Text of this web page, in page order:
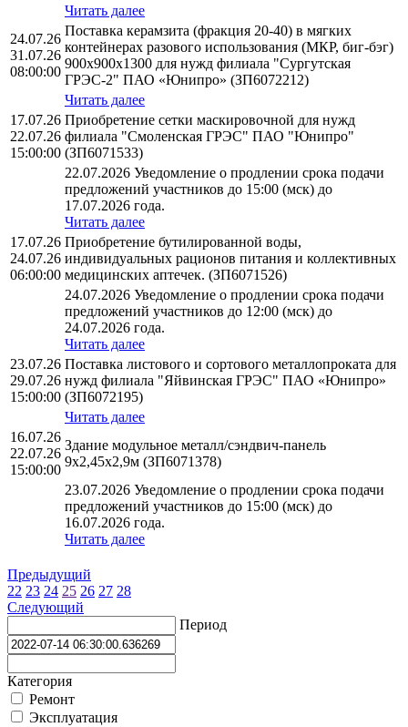
Читать далее
24.07.26
31.07.26
08:00:00
Поставка керамзита (фракция 20-40) в мягких
контейнерах разового использования (МКР, биг-бэг)
900х900х1300 для нужд филиала "Сургутская
ГРЭС-2" ПАО «Юнипро» (ЗП6072212)
Читать далее
17.07.26
22.07.26
15:00:00
Приобретение сетки маскировочной для нужд
филиала "Смоленская ГРЭС" ПАО "Юнипро"
(ЗП6071533)
22.07.2026 Уведомление о продлении срока подачи
предложений участников до 15:00 (мск) до
17.07.2026 года.
Читать далее
17.07.26
24.07.26
06:00:00
Приобретение бутилированной воды,
индивидуальных рационов питания и коллективных
медицинских аптечек. (ЗП6071526)
24.07.2026 Уведомление о продлении срока подачи
предложений участников до 12:00 (мск) до
24.07.2026 года.
Читать далее
23.07.26
29.07.26
15:00:00
Поставка листового и сортового металлопроката для
нужд филиала "Яйвинская ГРЭС" ПАО «Юнипро»
(ЗП6072195)
Читать далее
16.07.26
22.07.26
15:00:00
Здание модульное металл/сэндвич-панель
9х2,45х2,9м (ЗП6071378)
23.07.2026 Уведомление о продлении срока подачи
предложений участников до 15:00 (мск) до
16.07.2026 года.
Читать далее
Предыдущий
22 23 24 25 26 27 28
Следующий
Период
Категория
Ремонт
Эксплуатация